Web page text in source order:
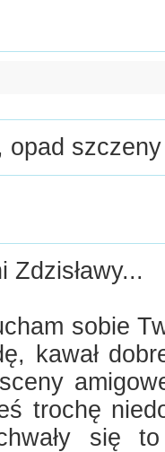
opad
Zdzisławy...
sobie
kawał
trochę
się